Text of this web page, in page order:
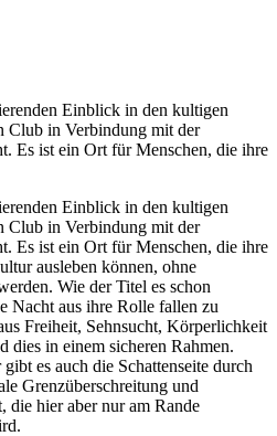
Einblick in den kultigen
Club in Verbindung mit der
Es ist ein Ort für Menschen, die ihre
Einblick in den kultigen
Club in Verbindung mit der
Es ist ein Ort für Menschen, die ihre
ausleben können, ohne
Wie der Titel es schon
Nacht aus ihre Rolle fallen zu
Freiheit, Sehnsucht, Körperlichkeit
dies in einem sicheren Rahmen.
es auch die Schattenseite durch
Grenzüberschreitung und
die hier aber nur am Rande